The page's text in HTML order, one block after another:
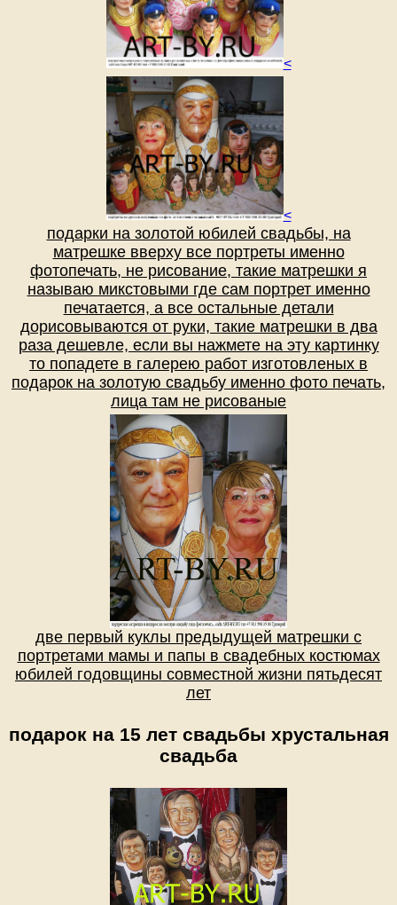
<
<
подарки на золотой юбилей свадьбы, на
матрешке вверху все портреты именно
фотопечать, не рисование, такие матрешки я
называю микстовыми где сам портрет именно
печатается, а все остальные детали
дорисовываются от руки, такие матрешки в два
раза дешевле, если вы нажмете на эту картинку
то попадете в галерею работ изготовленых в
подарок на золотую свадьбу именно фото печать,
лица там не рисованые
две первый куклы предыдущей матрешки с
портретами мамы и папы в свадебных костюмах
юбилей годовщины совместной жизни пятьдесят
лет
подарок на 15 лет свадьбы хрустальная
свадьба